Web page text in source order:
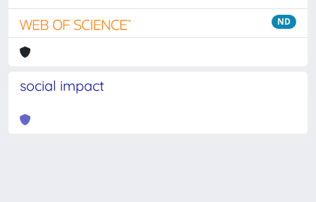
ND
social impact